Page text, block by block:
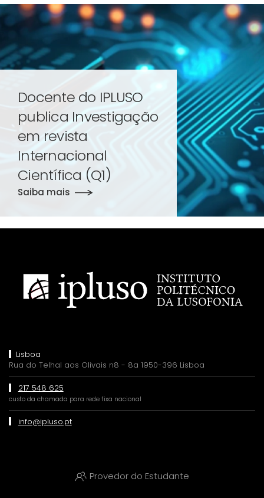
Docente do IPLUSO
publica Investigação
em revista
Internacional
Científica (Q1)
Saiba mais
Lisboa
Rua do Telhal aos Olivais n8 - 8a 1950-396 Lisboa
217 548 625
custo da chamada para rede fixa nacional
info@ipluso.pt
Provedor do Estudante